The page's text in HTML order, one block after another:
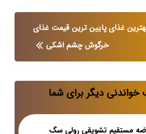
غذایپایین ترین قیمت غذای
خرگوش چشم اشکی
خواندنی دیگر برای شما
مستقیم تشویقی رولی سگ